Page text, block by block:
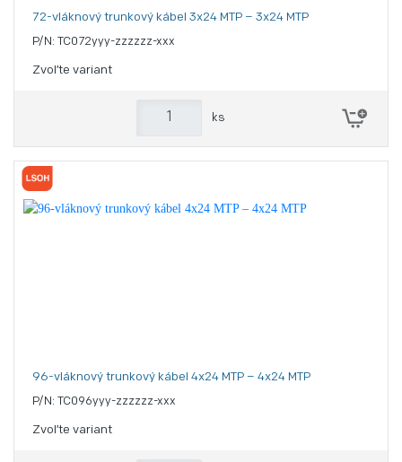
72-vláknový trunkový kábel 3x24 MTP – 3x24 MTP
P/N: TC072yyy-zzzzzz-xxx
Zvoľte variant
ks
96-vláknový trunkový kábel 4x24 MTP – 4x24 MTP
P/N: TC096yyy-zzzzzz-xxx
Zvoľte variant